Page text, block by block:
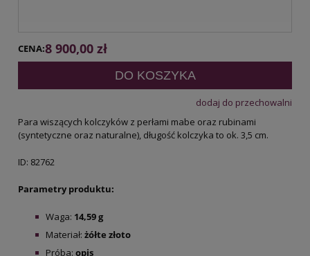
CENA:8 900,00 zł
DO KOSZYKA
dodaj do przechowalni
Para wiszących kolczyków z perłami mabe oraz rubinami
(syntetyczne oraz naturalne), długość kolczyka to ok. 3,5 cm.
ID: 82762
Parametry produktu:
Waga: 14,59g
Materiał: żółte złoto
Próba: opis